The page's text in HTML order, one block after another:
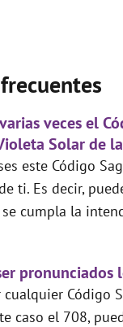
veces el
Solar de
este Código
ti. Es decir,
cumpla la
pronunciados
Código
caso el 708,